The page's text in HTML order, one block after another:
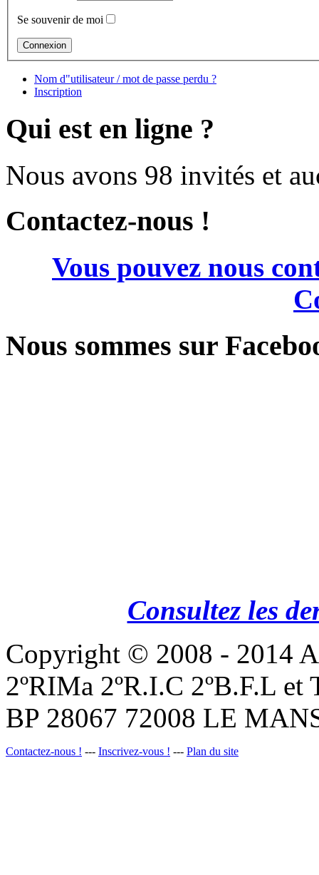
Se souvenir de moi
Nom d"utilisateur / mot de passe perdu ?
Inscription
Qui est en ligne ?
Nous avons 98 invités et
Contactez-nous !
Vous pouvez nous
Nous sommes sur
Consultez les
Copyright © 2008 - 2014
2ºRIMa 2ºR.I.C 2ºB.F.L
BP 28067 72008 LE
Contactez-nous ! --- Inscrivez-vous ! --- Plan du site